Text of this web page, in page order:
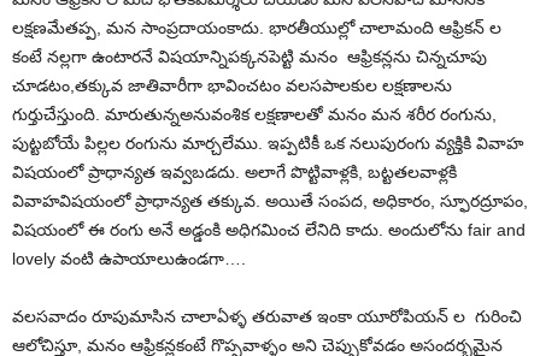
లక్షణమేతప్ప, మన సాంప్రదాయంకాదు. భారతీయుల్లో చాలామంది ఆఫ్రికన్ ల
కంటే నల్లగా ఉంటారనే విషయాన్నిపక్కనపెట్టి మనం ఆఫ్రికన్లను చిన్నచూపు
చూడటం,తక్కువ జాతివారీగా భావించటం వలసపాలకుల లక్షణాలను
గుర్తుచేస్తుంది. మారుతున్నఅనువంశిక లక్షణాలతో మనం మన శరీర రంగును,
పుట్టబోయే పిల్లల రంగును మార్చలేము. ఇప్పటికీ ఒక నలుపురంగు వ్యక్తికి వివాహ
విషయంలో ప్రాధాన్యత ఇవ్వబడదు. అలాగే పొట్టివాళ్లకి, బట్టతలవాళ్లకి
వివాహవిషయంలో ప్రాధాన్యత తక్కువ. అయితే సంపద, అధికారం, స్ఫూరద్రూపం,
విషయంలో ఈ రంగు అనే అడ్డంకి అధిగమించ లేనిది కాదు. అందులోను fair and
lovely వంటి ఉపాయాలుఉండగా….
వలసవాదం రూపుమాసిన చాలాఏళ్ళ తరువాత ఇంకా యూరోపియన్ ల గురించి
ఆలోచిస్తూ, మనం ఆఫ్రికన్లకంటే గొప్పవాళ్ళం అని చెప్పుకోవడం అసందర్భమైన